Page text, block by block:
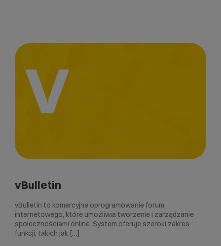
V
vBulletin
vBulletin to komercyjne oprogramowanie forum
internetowego, które umożliwia tworzenie i zarządzanie
społecznościami online. System oferuje szeroki zakres
funkcji, takich jak […]